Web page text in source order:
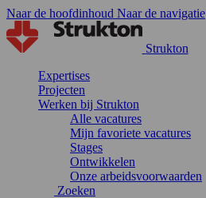
Naar de hoofdinhoud Naar de navigatie
Strukton
Expertises
Projecten
Werken bij Strukton
Alle vacatures
Mijn favoriete vacatures
Stages
Ontwikkelen
Onze arbeidsvoorwaarden
Zoeken